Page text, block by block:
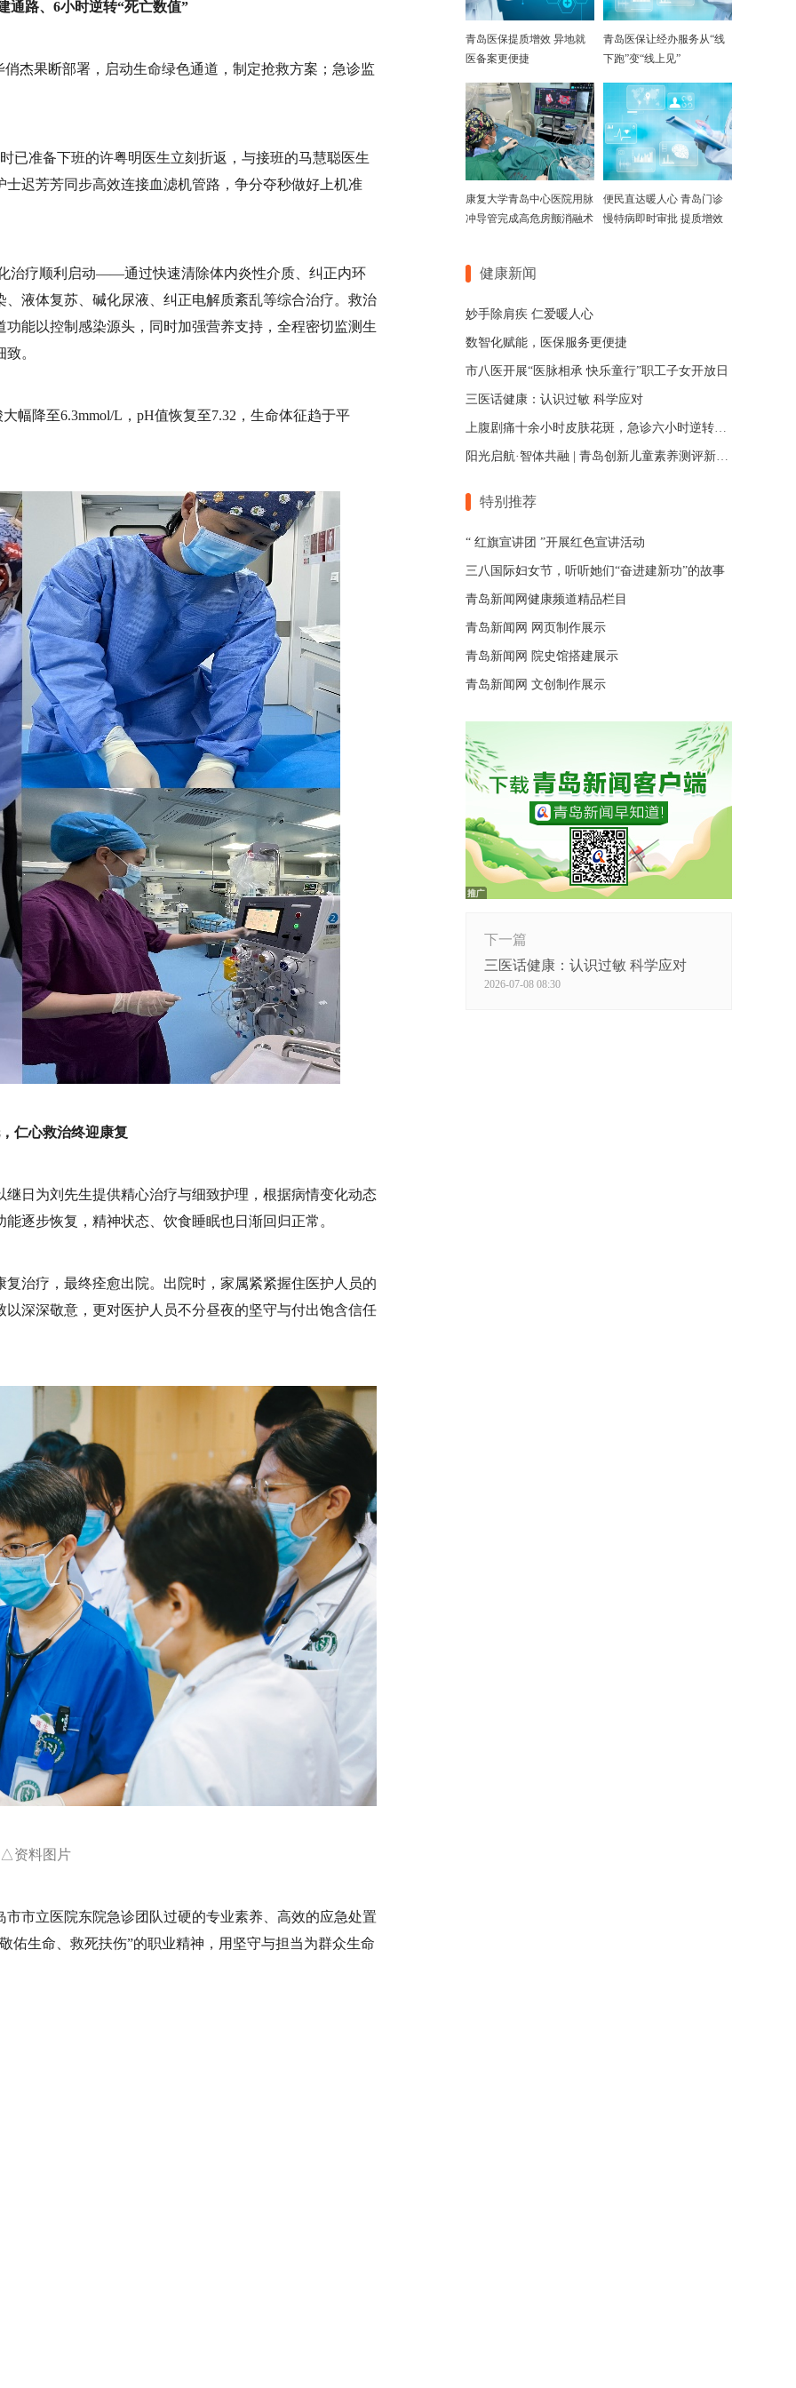
通路、6小时逆转“死亡数值”
杰果断部署，启动生命绿色通道，制定抢救方案；急诊监
已准备下班的许粤明医生立刻折返，与接班的马慧聪医生
迟芳芳同步高效连接血滤机管路，争分夺秒做好上机准
治疗顺利启动——通过快速清除体内炎性介质、纠正内环
液体复苏、碱化尿液、纠正电解质紊乱等综合治疗。救治
能以控制感染源头，同时加强营养支持，全程密切监测生
。
幅降至6.3mmol/L，pH值恢复至7.32，生命体征趋于平
仁心救治终迎康复
日为刘先生提供精心治疗与细致护理，根据病情变化动态
逐步恢复，精神状态、饮食睡眠也日渐回归正常。
治疗，最终痊愈出院。出院时，家属紧紧握住医护人员的
深深敬意，更对医护人员不分昼夜的坚守与付出饱含信任
△资料图片
市立医院东院急诊团队过硬的专业素养、高效的应急处置
佑生命、救死扶伤”的职业精神，用坚守与担当为群众生命
青岛医保提质增效 异地就
医备案更便捷
青岛医保让经办服务从“线
下跑”变“线上见”
康复大学青岛中心医院用脉
冲导管完成高危房颤消融术
便民直达暖人心 青岛门诊
慢特病即时审批 提质增效
健康新闻
妙手除肩疾 仁爱暖人心
数智化赋能，医保服务更便捷
市八医开展“医脉相承 快乐童行”职工子女开放日
三医话健康：认识过敏 科学应对
上腹剧痛十余小时皮肤花斑，急诊六小时逆转危重指标
阳光启航·智体共融 | 青岛创新儿童素养测评新范式
特别推荐
“ 红旗宣讲团 ”开展红色宣讲活动
三八国际妇女节，听听她们“奋进建新功”的故事
青岛新闻网健康频道精品栏目
青岛新闻网 网页制作展示
青岛新闻网 院史馆搭建展示
青岛新闻网 文创制作展示
下一篇
三医话健康：认识过敏 科学应对
2026-07-08 08:30